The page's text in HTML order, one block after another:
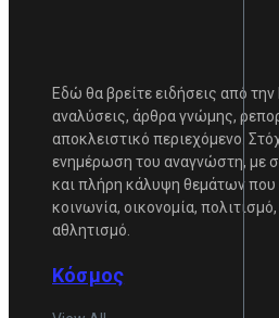
Εδώ θα βρείτε ειδήσεις από
αναλύσεις, άρθρα γνώμης,
αποκλειστικό περιεχόμενο.
ενημέρωση του αναγνώστη, με
και πλήρη κάλυψη θεμάτων που
κοινωνία, οικονομία,
αθλητισμό.
Κόσμος